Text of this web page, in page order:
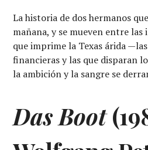
La historia de dos hermanos
mañana, y se mueven entre las
que imprime la Texas árida
financieras y las que disparan
la ambición y la sangre se
Das Boot